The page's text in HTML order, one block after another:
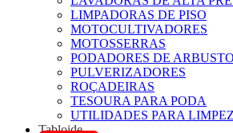
LIMPADORAS DE PISO
MOTOCULTIVADORES
MOTOSSERRAS
PODADORES DE ARBUSTO
PULVERIZADORES
ROÇADEIRAS
TESOURA PARA PODA
UTILIDADES PARA
Tabloide